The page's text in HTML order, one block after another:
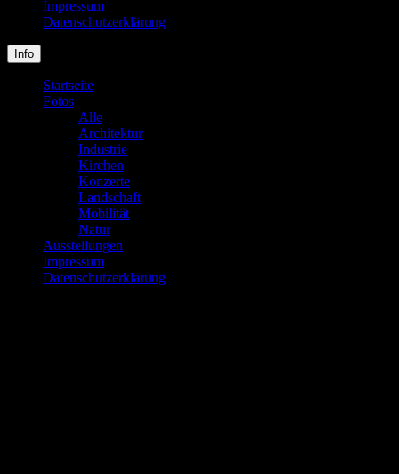
Impressum
Datenschutzerklärung
Info
Startseite
Fotos
Alle
Architektur
Industrie
Kirchen
Konzerte
Landschaft
Mobilität
Natur
Ausstellungen
Impressum
Datenschutzerklärung